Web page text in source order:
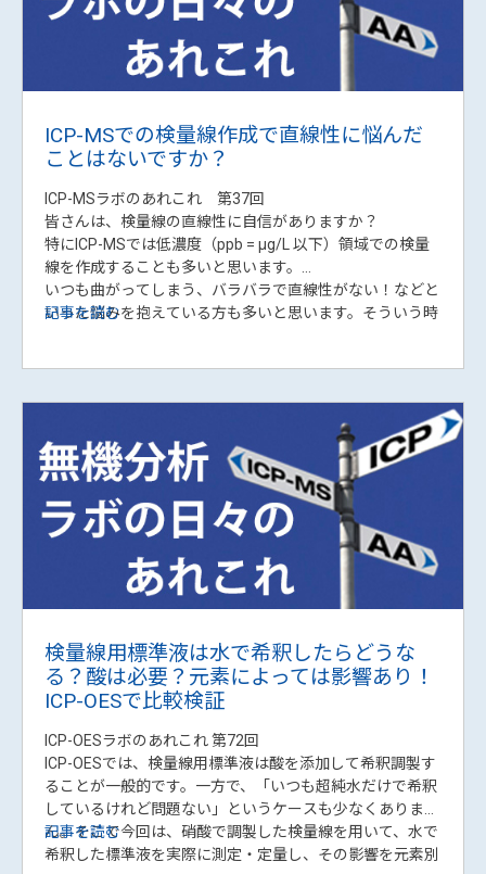
原子吸光 (AAS) と前処理のあれこれ 第7回
ファーネス原子吸光法は高感度であるため、半導体や材料
分野などでも広く使用されています。
今回はこの高感度分析が可能なファーネス原子吸光法にお
す。
今回、3つの高感度法を紹介しますが、それぞれ1.5倍から
更にこれらの方法は組み合わせることも可能なため、サン
プルによっては数10倍以上の感度上昇が期待できます。
記事を読む
ICP-MSでの検量線作成で直線性に悩んだ
ことはないですか？
ICP-MSラボのあれこれ 第37回
皆さんは、検量線の直線性に自信がありますか？
特にICP-MSでは低濃度（ppb = μg/L 以下）領域での検量
いつも曲がってしまう、バラバラで直線性がない！などと
いった悩みを抱えている方も多いと思います。そういう時
にはぜひ、この方法を試してみてください。
記事を読む